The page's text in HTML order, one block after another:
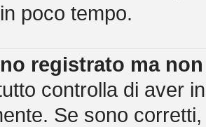
poco tempo.
registrato ma
controlla di aver
Se sono